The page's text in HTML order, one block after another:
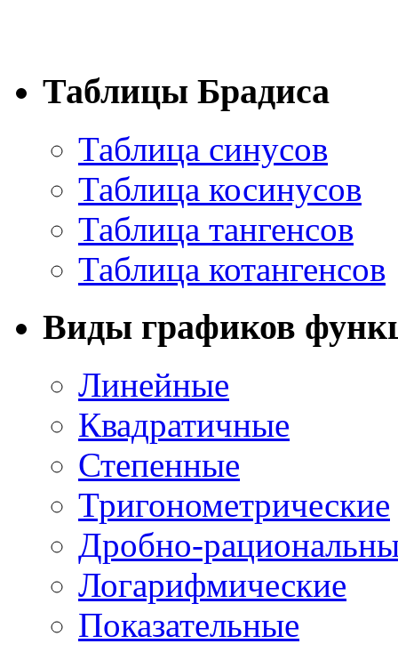
Таблицы Брадиса
Таблица синусов
Таблица косинусов
Таблица тангенсов
Таблица котангенсов
Виды графиков
Линейные
Квадратичные
Степенные
Тригонометрические
Дробно-
Логарифмические
Показательные